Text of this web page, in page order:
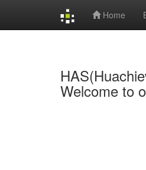
Home
Welcome to